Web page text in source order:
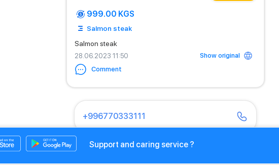
999.00 KGS
Salmon steak
Salmon steak
28.06.2023 11:50
Show original
Comment
+996770333111
Support and caring service ?